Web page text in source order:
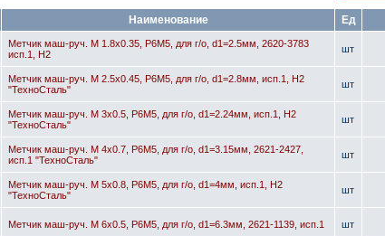
Наименование Ед
Метчик маш-руч. М 1.8х0.35, Р6М5, для г/о, d1=2.5мм, 2620-3783
исп.1, H2
шт
Метчик маш-руч. М 2.5х0.45, Р6М5, для г/о, d1=2.8мм, исп.1, H2
"ТехноСталь"
шт
Метчик маш-руч. М 3х0.5, Р6М5, для г/о, d1=2.24мм, исп.1, Н2
"ТехноСталь"
шт
Метчик маш-руч. М 4х0.7, Р6М5, для г/о, d1=3.15мм, 2621-2427,
исп.1 "ТехноСталь"
шт
Метчик маш-руч. М 5х0.8, Р6М5, для г/о, d1=4мм, исп.1, H2
"ТехноСталь"
шт
Метчик маш-руч. М 6х0.5, Р6М5, для г/о, d1=6.3мм, 2621-1139, исп.1 шт